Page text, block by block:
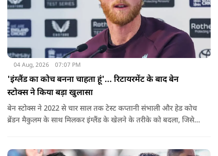
04 Aug, 2026 07:07 PM
'इंग्लैंड का कोच बनना चाहता हूं'... रिटायरमेंट के बाद बेन
स्टोक्स ने किया बड़ा खुलासा
बेन स्टोक्स ने 2022 से चार साल तक टेस्ट कप्तानी संभाली और हेड कोच
ब्रेंडन मैकुलम के साथ मिलकर इंग्लैंड के खेलने के तरीके को बदला, जिसे